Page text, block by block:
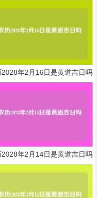
2028年2月16日是黄道吉日吗
2028年2月14日是黄道吉日吗